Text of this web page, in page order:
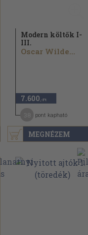
MEGNÉZEM
Modern költők I-
III.
Oscar Wilde...
7.600 ,-Ft
pont kapható